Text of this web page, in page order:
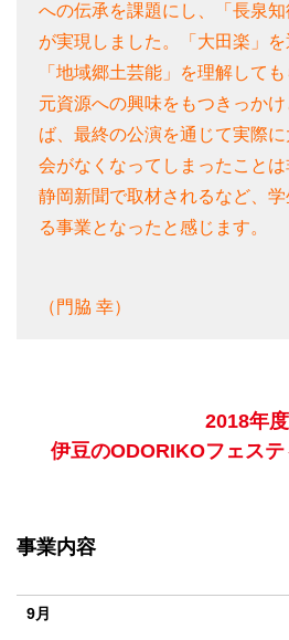
への伝承を課題にし、「長泉
が実現しました。「大田楽」
「地域郷土芸能」を理解して
元資源への興味をもつきっか
ば、最終の公演を通じて実際
会がなくなってしまったことは
静岡新聞で取材されるなど、
る事業となったと感じます。
（門脇 幸）
2018年度
伊豆のODORIKOフェステ
事業内容
9月